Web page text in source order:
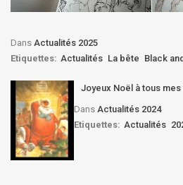
Dans Actualités 2025
Etiquettes: Actualités La bête Black
Joyeux Noël à tous
Dans Actualités 2024
Etiquettes: Actualités